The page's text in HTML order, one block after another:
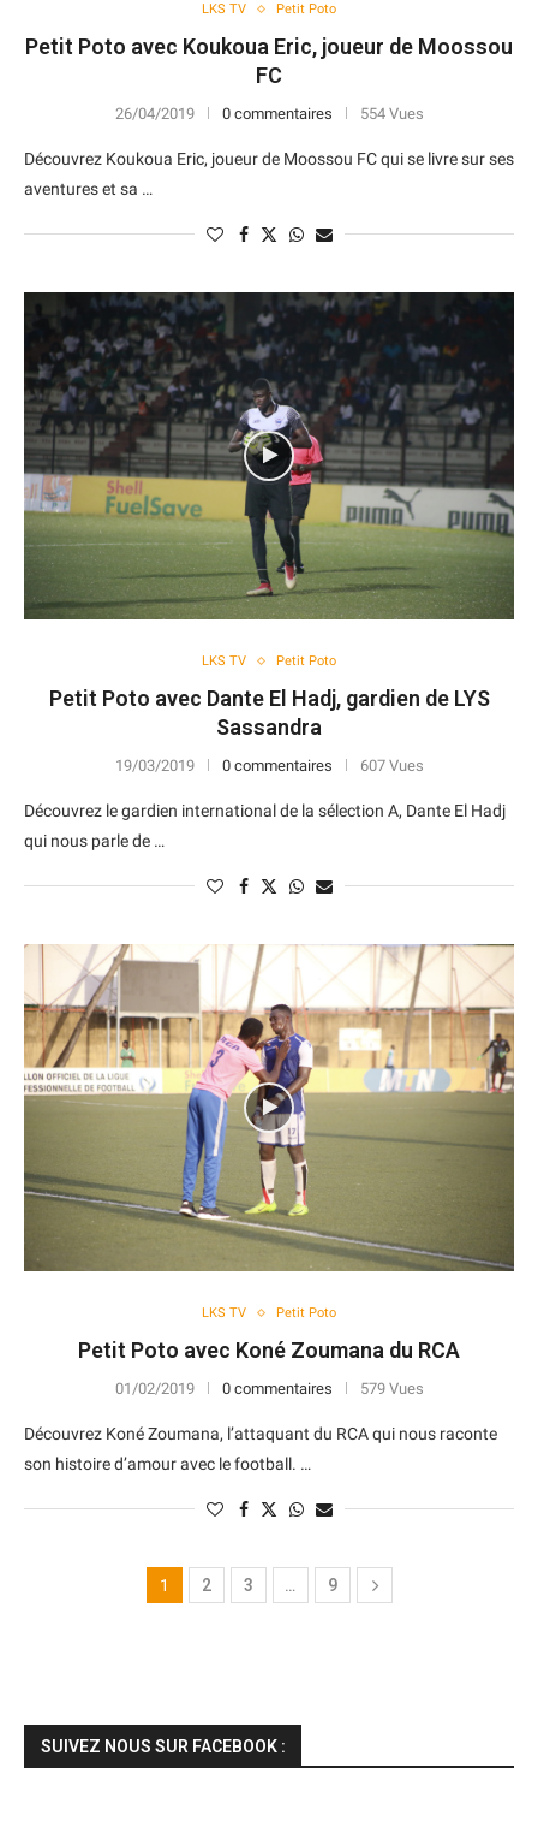
LKS TV Petit Poto
Petit Poto avec Koukoua Eric, joueur de Moossou
FC
26/04/2019 0 commentaires 554 Vues
Découvrez Koukoua Eric, joueur de Moossou FC qui se livre sur ses
aventures et sa …
LKS TV Petit Poto
Petit Poto avec Dante El Hadj, gardien de LYS
Sassandra
19/03/2019 0 commentaires 607 Vues
Découvrez le gardien international de la sélection A, Dante El Hadj
qui nous parle de …
LKS TV Petit Poto
Petit Poto avec Koné Zoumana du RCA
01/02/2019 0 commentaires 579 Vues
Découvrez Koné Zoumana, l’attaquant du RCA qui nous raconte
son histoire d’amour avec le football. …
1 2 3 … 9
SUIVEZ NOUS SUR FACEBOOK :